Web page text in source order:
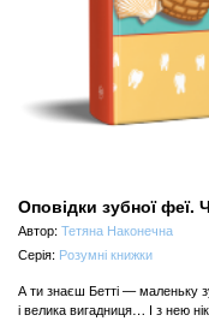
Оповідки зубної феї.
Автор:Тетяна Наконечна
Серія: Розумні книжки
А ти знаєш Бетті — маленьку
і велика вигадниця… І з нею